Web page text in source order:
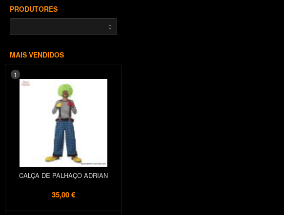
PRODUTORES
MAIS VENDIDOS
1
CALÇA DE PALHAÇO ADRIAN
35,00 €